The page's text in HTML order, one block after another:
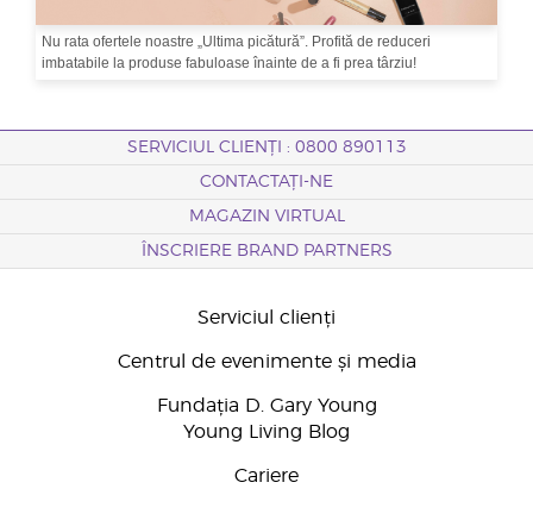
Nu rata ofertele noastre „Ultima picătură”. Profită de reduceri
imbatabile la produse fabuloase înainte de a fi prea târziu!
SERVICIUL CLIENȚI : 0800 890113
CONTACTAȚI-NE
MAGAZIN VIRTUAL
ÎNSCRIERE BRAND PARTNERS
Serviciul clienți
Centrul de evenimente și media
Fundația D. Gary Young
Young Living Blog
Cariere